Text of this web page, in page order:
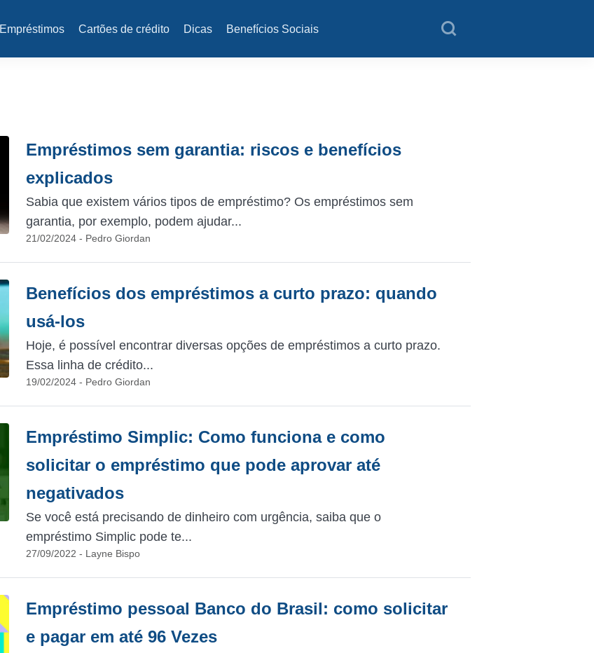
Empréstimos Cartões de crédito Dicas Benefícios Sociais
Empréstimos sem garantia: riscos e benefícios
explicados
Sabia que existem vários tipos de empréstimo? Os empréstimos sem
garantia, por exemplo, podem ajudar...
21/02/2024 - Pedro Giordan
Benefícios dos empréstimos a curto prazo: quando
usá-los
Hoje, é possível encontrar diversas opções de empréstimos a curto prazo.
Essa linha de crédito...
19/02/2024 - Pedro Giordan
Empréstimo Simplic: Como funciona e como
solicitar o empréstimo que pode aprovar até
negativados
Se você está precisando de dinheiro com urgência, saiba que o
empréstimo Simplic pode te...
27/09/2022 - Layne Bispo
Empréstimo pessoal Banco do Brasil: como solicitar
e pagar em até 96 Vezes